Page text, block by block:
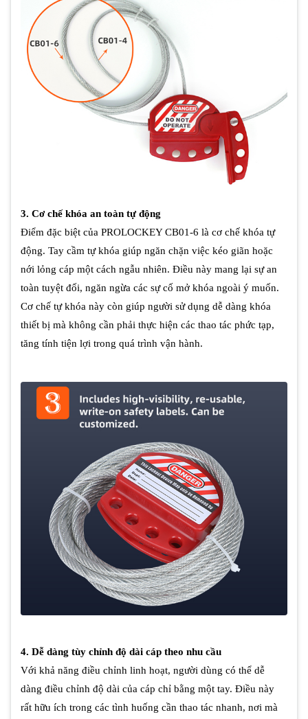
3. Cơ chế khóa an toàn tự động
Điểm đặc biệt của PROLOCKEY CB01-6 là cơ chế khóa tự
động. Tay cầm tự khóa giúp ngăn chặn việc kéo giãn hoặc
nới lỏng cáp một cách ngẫu nhiên. Điều này mang lại sự an
toàn tuyệt đối, ngăn ngừa các sự cố mở khóa ngoài ý muốn.
Cơ chế tự khóa này còn giúp người sử dụng dễ dàng khóa
thiết bị mà không cần phải thực hiện các thao tác phức tạp,
tăng tính tiện lợi trong quá trình vận hành.
4. Dễ dàng tùy chỉnh độ dài cáp theo nhu cầu
Với khả năng điều chỉnh linh hoạt, người dùng có thể dễ
dàng điều chỉnh độ dài của cáp chỉ bằng một tay. Điều này
rất hữu ích trong các tình huống cần thao tác nhanh, nơi mà